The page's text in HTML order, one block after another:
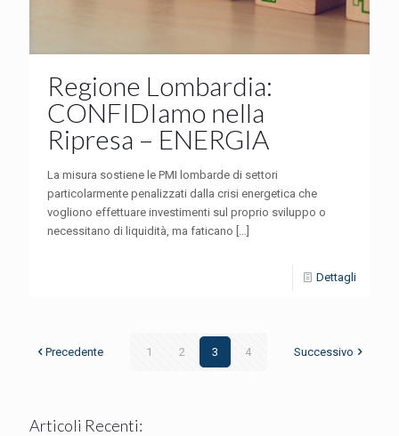
Regione Lombardia:
CONFIDIamo nella
Ripresa – ENERGIA
La misura sostiene le PMI lombarde di settori
particolarmente penalizzati dalla crisi energetica che
vogliono effettuare investimenti sul proprio sviluppo o
necessitano di liquidità, ma faticano […]
Dettagli
Precedente 1 2 3 4 Successivo
Articoli Recenti: